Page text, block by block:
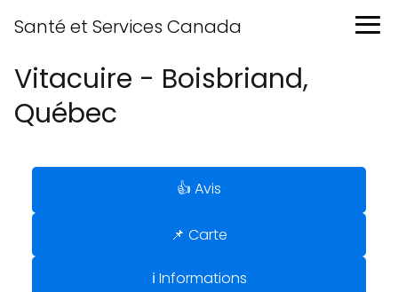
Santé et Services Canada
Vitacuire - Boisbriand,
Québec
👍 Avis
📌 Carte
ℹ️ Informations